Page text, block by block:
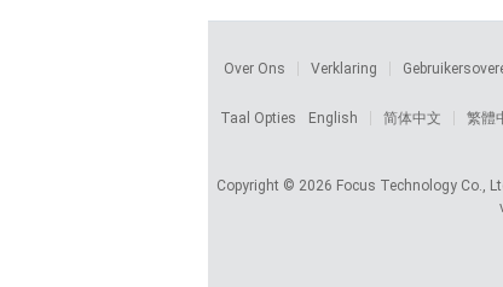
Over Ons Verklaring
Taal Opties
English 简体中文 繁體
Copyright © 2026 Focus Technology Co.,